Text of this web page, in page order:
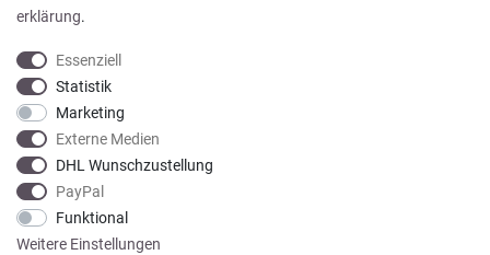
922 Bewertungen
erklärung.
Essenziell
Statistik
Marketing
Externe Medien
DHL Wunschzustellung
PayPal
Funktional
Weitere Einstellungen